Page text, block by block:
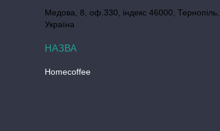
Медова, 8, оф.330, індекс 46000, Тернопіль,
Україна
Homecoffee